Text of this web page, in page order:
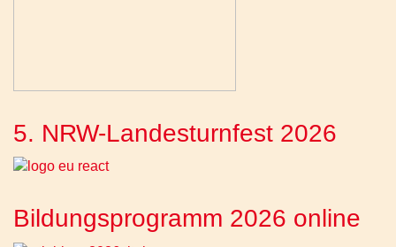
5. NRW-Landesturnfest 2026
Bildungsprogramm 2026 online